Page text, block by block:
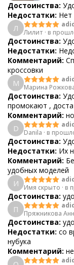
Достоинства:
Недостатки: Нет
Л
Лилит · в
Достоинства:
Недостатки:
Комментарий:
кроссовки
М
Марина
Достоинства:
промокают ,
Комментарий:
D
Danila · в
Достоинства:
Недостатки: Их
Комментарий:
удобных моделей
И
Имя скрыто · в
Достоинства:
П
Пряжникова
Достоинства:
Недостатки: со
нубука
Комментарий: